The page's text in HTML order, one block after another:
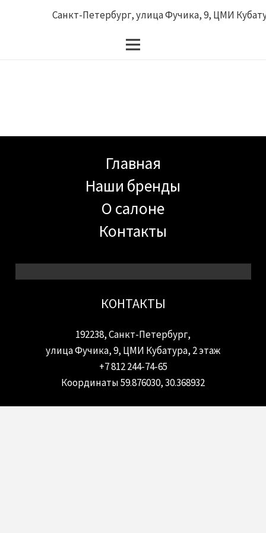
Санкт-Петербург, улица Фучика, 9, ЦМИ
Главная
Наши бренды
О салоне
Контакты
КОНТАКТЫ
192238, Санкт-Петербург,
улица Фучика, 9, ЦМИ Кубатура, 2 этаж
+7 812 244-74-65
Координаты 59.876030, 30.368932